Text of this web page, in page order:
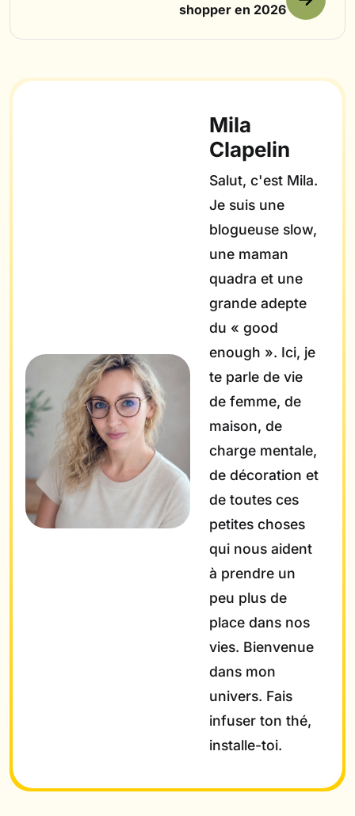
shopper en 2026
Mila
Clapelin
Salut, c'est Mila.
Je suis une
blogueuse slow,
une maman
quadra et une
grande adepte
du « good
enough ». Ici, je
te parle de vie
de femme, de
maison, de
charge mentale,
de décoration et
de toutes ces
petites choses
qui nous aident
à prendre un
peu plus de
place dans nos
vies. Bienvenue
dans mon
univers. Fais
infuser ton thé,
installe-toi.